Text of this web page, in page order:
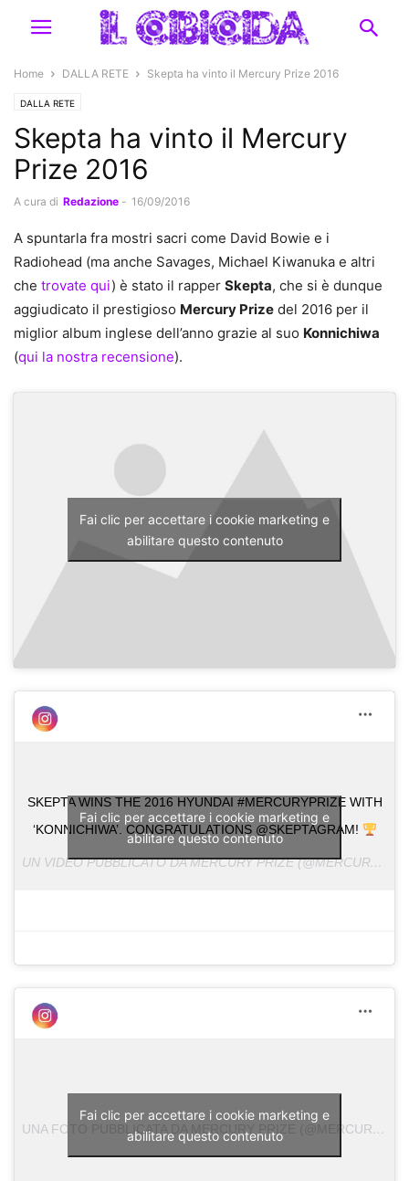
Home DALLA RETE Skepta ha vinto il Mercury Prize 2016
DALLA RETE
Skepta ha vinto il Mercury
Prize 2016
A cura di Redazione - 16/09/2016
A spuntarla fra mostri sacri come David Bowie e i
Radiohead (ma anche Savages, Michael Kiwanuka e altri
che trovate qui) è stato il rapper Skepta, che si è dunque
aggiudicato il prestigioso Mercury Prize del 2016 per il
miglior album inglese dell’anno grazie al suo Konnichiwa
(qui la nostra recensione).
Fai clic per accettare i cookie marketing e
abilitare questo contenuto
SKEPTA WINS THE 2016 HYUNDAI #MERCURYPRIZE WITH
‘KONNICHIWA’. CONGRATULATIONS @SKEPTAGRAM!
UN VIDEO PUBBLICATO DA MERCURY PRIZE (@MERCURYPRIZE) IN DATA:
Fai clic per accettare i cookie marketing e
abilitare questo contenuto
Fai clic per accettare i cookie marketing e
abilitare questo contenuto